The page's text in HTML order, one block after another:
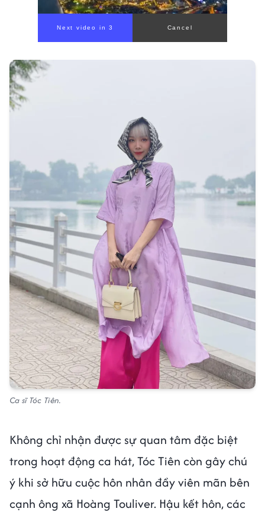
00:00/ 01:05
Ca sĩ Tóc Tiên.
Không chỉ nhận được sự quan tâm đặc biệt
trong hoạt động ca hát, Tóc Tiên còn gây chú
ý khi sở hữu cuộc hôn nhân đầy viên mãn bên
cạnh ông xã Hoàng Touliver. Hậu kết hôn, các